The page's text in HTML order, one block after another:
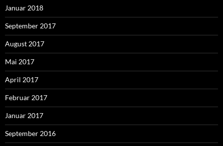
Januar 2018
September 2017
August 2017
Mai 2017
April 2017
Februar 2017
Januar 2017
September 2016